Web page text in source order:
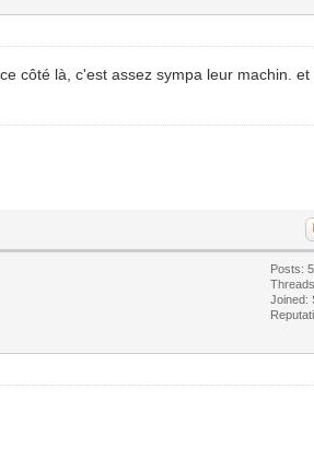
côté là, c'est assez sympa leur machin. et
Posts:
Joined: